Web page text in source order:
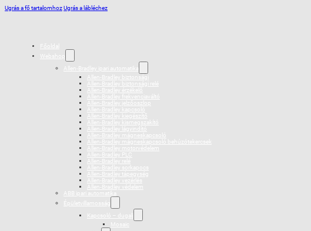
Ugrás a fő tartalomhozUgrás a lábléchez
Főoldal
Webshop
Allen-Bradley ipari automatika
Allen-Bradley biztonsági
Allen-Bradley biztonsági relé
Allen-Bradley érzékelő
Allen-Bradley frekvenciaváltó
Allen-Bradley jelzőoszlop
Allen-Bradley kapcsoló
Allen-Bradley kiegészítő
Allen-Bradley kismegszakító
Allen-Bradley lágyindító
Allen-Bradley mágneskapcsoló
Allen-Bradley mágneskapcsoló behúzótekercsek
Allen-Bradley motorvédelem
Allen-Bradley PLC
Allen-Bradley relé
Allen-Bradley sorkapocs
Allen-Bradley tápegység
Allen-Bradley vezérlés
Allen-Bradley védelem
ABB ipari automatika
Épületvillamosság
Kapcsoló – dugalj
Mosaic